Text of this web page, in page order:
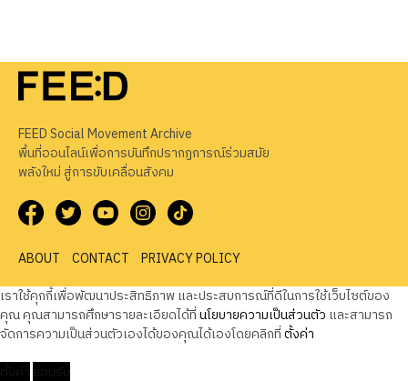
FEED Social Movement Archive
พื้นที่ออนไลน์เพื่อการบันทึกปรากฏการณ์ร่วมสมัย
พลังใหม่ สู่การขับเคลื่อนสังคม
ABOUT CONTACT
PRIVACY POLICY
เราใช้คุกกี้เพื่อพัฒนาประสิทธิภาพ และประสบการณ์ที่ดีในการใช้เว็บไซต์ของ
คุณ คุณสามารถศึกษารายละเอียดได้ที่นโยบายความเป็นส่วนตัว และสามารถ
จัดการความเป็นส่วนตัวเองได้ของคุณได้เองโดยคลิกที่ตั้งค่า